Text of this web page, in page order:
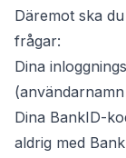
Däremot ska du
frågar:
Dina
Dina BankID-
aldrig med